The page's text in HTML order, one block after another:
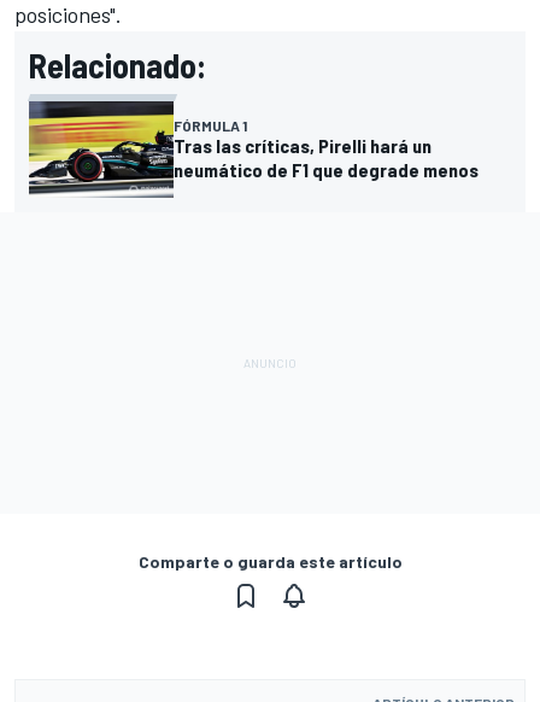
posiciones".
Relacionado:
FÓRMULA 1
Tras las críticas, Pirelli hará un
neumático de F1 que degrade menos
Comparte o guarda este artículo